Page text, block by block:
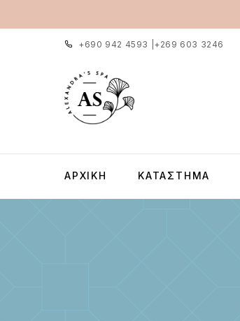
+690 942 4593 +269 603 3246
ΑΡΧΙΚΉ ΚΑΤΆΣΤΗΜΑ